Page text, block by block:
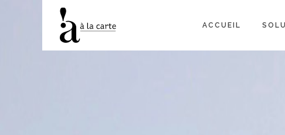
ACCUEIL